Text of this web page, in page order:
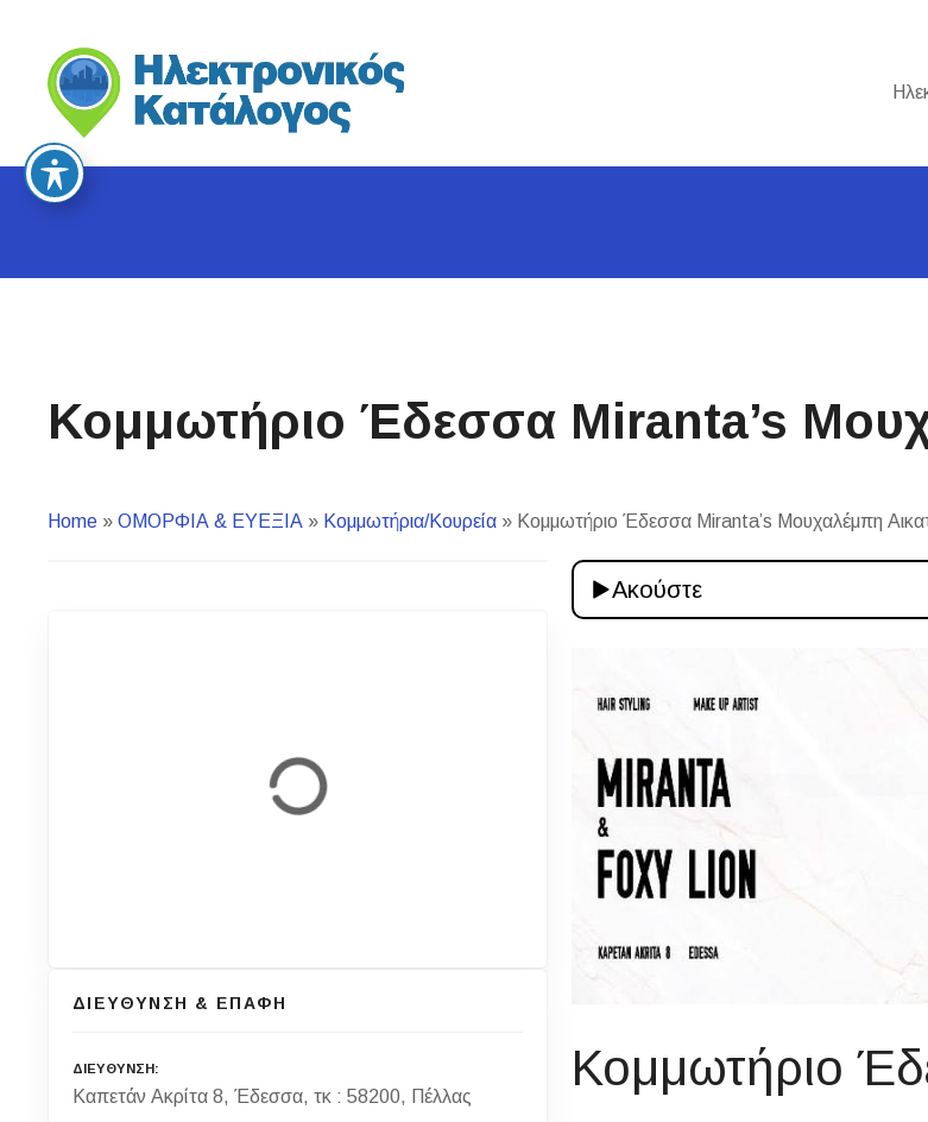
Κομμωτήριο Έδεσσα Miranta’s
Home » ΟΜΟΡΦΙΑ & ΕΥΕΞΙΑ » Κομμωτήρια/Κουρεία » Κομμωτήριο Έδεσσα Miranta’s Μουχαλέμπη
ΔΙΕΥΘΥΝΣΗ & ΕΠΑΦΗ
ΔΙΕΥΘΥΝΣΗ
Καπετάν Ακρίτα 8, Έδεσσα, τκ : 58200, Πέλλας
Ακούστε
Κομμωτήριο